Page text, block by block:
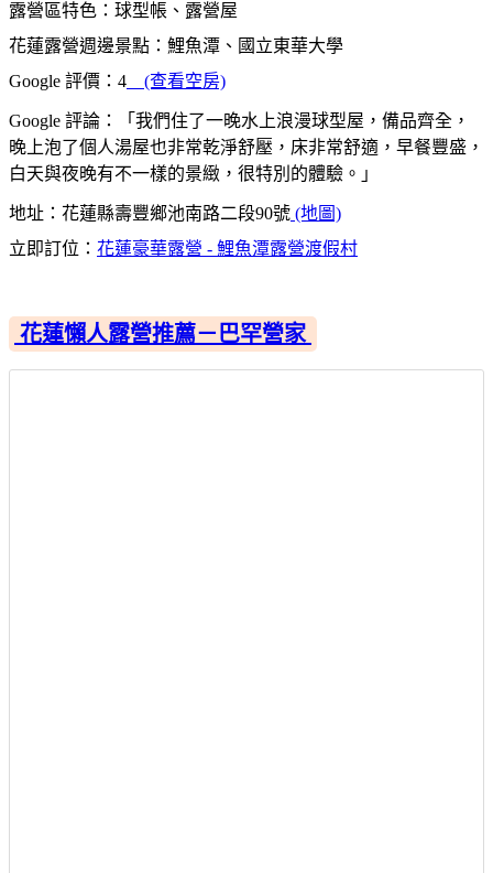
露營區特色：球型帳、露營屋
花蓮露營週邊景點：鯉魚潭、國立東華大學
Google 評價：4 (查看空房)
Google 評論：「我們住了一晚水上浪漫球型屋，備品齊全，
晚上泡了個人湯屋也非常乾淨舒壓，床非常舒適，早餐豐盛，
白天與夜晚有不一樣的景緻，很特別的體驗。」
地址：花蓮縣壽豐鄉池南路二段90號 (地圖)
立即訂位： 花蓮豪華露營 - 鯉魚潭露營渡假村
花蓮懶人露營推薦－巴罕營家